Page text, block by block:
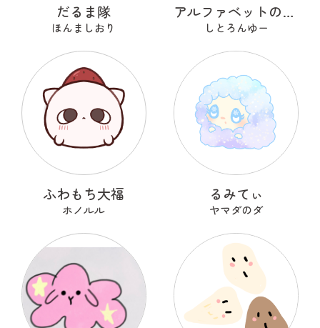
だるま隊
ほんましおり
アルファベットのOのおーまる
しとろんゆー
ふわもち大福
ホノルル
るみてぃ
ヤマダのダ